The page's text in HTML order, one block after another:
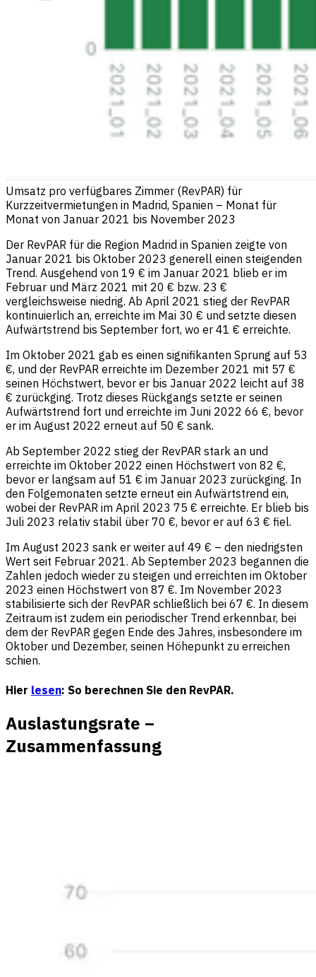
Umsatz pro verfügbares Zimmer (RevPAR) für
Kurzzeitvermietungen in Madrid, Spanien – Monat für
Monat von Januar 2021 bis November 2023
Der RevPAR für die Region Madrid in Spanien zeigte von
Januar 2021 bis Oktober 2023 generell einen steigenden
Trend. Ausgehend von 19 € im Januar 2021 blieb er im
Februar und März 2021 mit 20 € bzw. 23 €
vergleichsweise niedrig. Ab April 2021 stieg der RevPAR
kontinuierlich an, erreichte im Mai 30 € und setzte diesen
Aufwärtstrend bis September fort, wo er 41 € erreichte.
Im Oktober 2021 gab es einen signifikanten Sprung auf 53
€, und der RevPAR erreichte im Dezember 2021 mit 57 €
seinen Höchstwert, bevor er bis Januar 2022 leicht auf 38
€ zurückging. Trotz dieses Rückgangs setzte er seinen
Aufwärtstrend fort und erreichte im Juni 2022 66 €, bevor
er im August 2022 erneut auf 50 € sank.
Ab September 2022 stieg der RevPAR stark an und
erreichte im Oktober 2022 einen Höchstwert von 82 €,
bevor er langsam auf 51 € im Januar 2023 zurückging. In
den Folgemonaten setzte erneut ein Aufwärtstrend ein,
wobei der RevPAR im April 2023 75 € erreichte. Er blieb bis
Juli 2023 relativ stabil über 70 €, bevor er auf 63 € fiel.
Im August 2023 sank er weiter auf 49 € – den niedrigsten
Wert seit Februar 2021. Ab September 2023 begannen die
Zahlen jedoch wieder zu steigen und erreichten im Oktober
2023 einen Höchstwert von 87 €. Im November 2023
stabilisierte sich der RevPAR schließlich bei 67 €. In diesem
Zeitraum ist zudem ein periodischer Trend erkennbar, bei
dem der RevPAR gegen Ende des Jahres, insbesondere im
Oktober und Dezember, seinen Höhepunkt zu erreichen
schien.
Hier lesen: So berechnen Sie den RevPAR.
Auslastungsrate –
Zusammenfassung